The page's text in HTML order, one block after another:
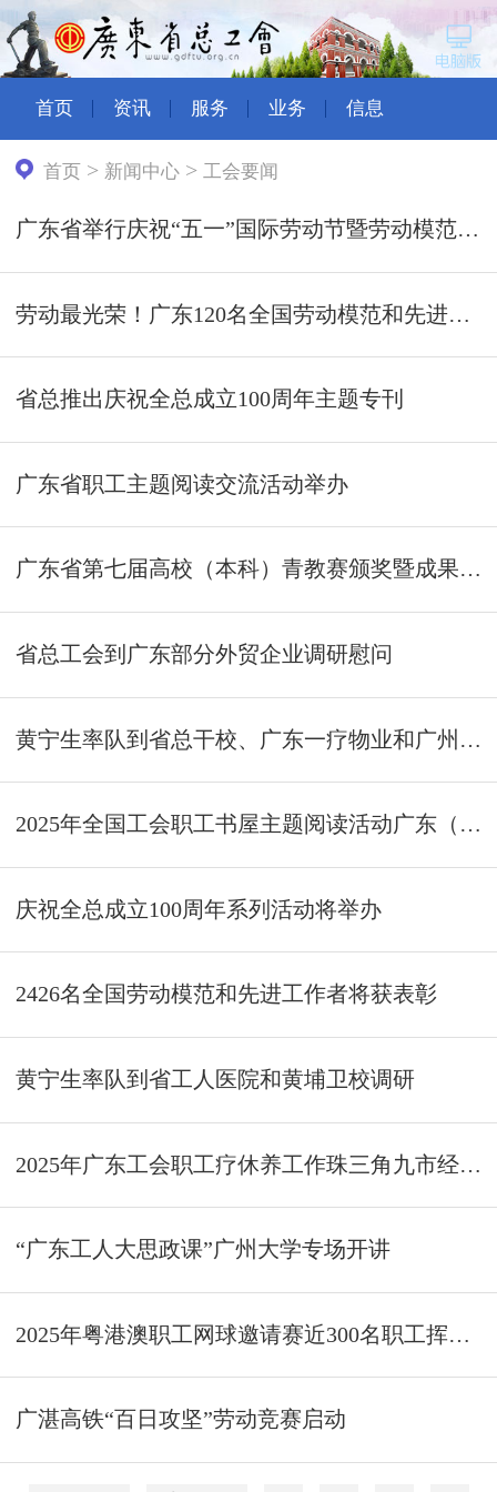
首页 资讯 服务 业务 信息
首页 > 新闻中心 > 工会要闻
广东省举行庆祝“五一”国际劳动节暨劳动模范、先进工作者和先进集体表彰大会 黄坤明讲话
劳动最光荣！广东120名全国劳动模范和先进工作者在京接受表彰
省总推出庆祝全总成立100周年主题专刊
广东省职工主题阅读交流活动举办
广东省第七届高校（本科）青教赛颁奖暨成果展示大会举行
省总工会到广东部分外贸企业调研慰问
黄宁生率队到省总干校、广东一疗物业和广州海员俱乐部调研
2025年全国工会职工书屋主题阅读活动广东（东莞）专场举行
庆祝全总成立100周年系列活动将举办
2426名全国劳动模范和先进工作者将获表彰
黄宁生率队到省工人医院和黄埔卫校调研
2025年广东工会职工疗休养工作珠三角九市经验交流活动举行
“广东工人大思政课”广州大学专场开讲
2025年粤港澳职工网球邀请赛近300名职工挥拍点燃竞技运动热情
广湛高铁“百日攻坚”劳动竞赛启动